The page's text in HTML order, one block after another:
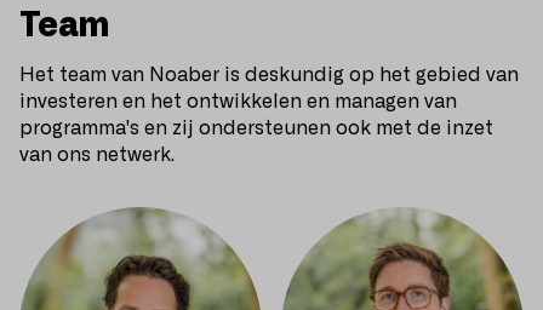
Team
Het team van Noaber is deskundig op het gebied van
investeren en het ontwikkelen en managen van
programma's en zij ondersteunen ook met de inzet
van ons netwerk.